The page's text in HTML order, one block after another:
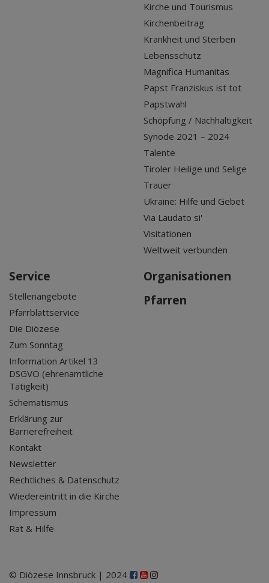
Kirche und Tourismus
Kirchenbeitrag
Krankheit und Sterben
Lebensschutz
Magnifica Humanitas
Papst Franziskus ist tot
Papstwahl
Schöpfung / Nachhaltigkeit
Synode 2021 – 2024
Talente
Tiroler Heilige und Selige
Trauer
Ukraine: Hilfe und Gebet
Via Laudato si'
Visitationen
Weltweit verbunden
Service
Stellenangebote
Pfarrblattservice
Die Diözese
Zum Sonntag
Information Artikel 13
DSGVO (ehrenamtliche
Tätigkeit)
Schematismus
Erklärung zur
Barrierefreiheit
Kontakt
Newsletter
Rechtliches & Datenschutz
Wiedereintritt in die Kirche
Impressum
Rat & Hilfe
Organisationen
Pfarren
© Diözese Innsbruck | 2024